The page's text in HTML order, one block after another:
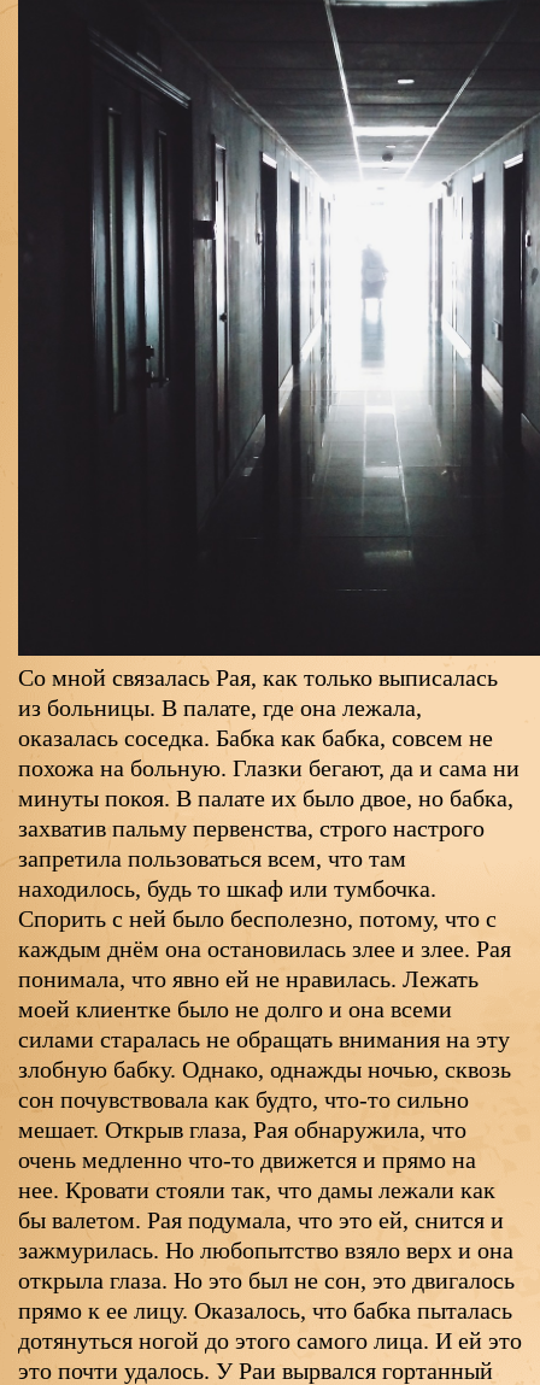
Со мной связалась Рая, как только выписалась
из больницы. В палате, где она лежала,
оказалась соседка. Бабка как бабка, совсем не
похожа на больную. Глазки бегают, да и сама ни
минуты покоя. В палате их было двое, но бабка,
захватив пальму первенства, строго настрого
запретила пользоваться всем, что там
находилось, будь то шкаф или тумбочка.
Спорить с ней было бесполезно, потому, что с
каждым днём она остановилась злее и злее. Рая
понимала, что явно ей не нравилась. Лежать
моей клиентке было не долго и она всеми
силами старалась не обращать внимания на эту
злобную бабку. Однако, однажды ночью, сквозь
сон почувствовала как будто, что-то сильно
мешает. Открыв глаза, Рая обнаружила, что
очень медленно что-то движется и прямо на
нее. Кровати стояли так, что дамы лежали как
бы валетом. Рая подумала, что это ей, снится и
зажмурилась. Но любопытство взяло верх и она
открыла глаза. Но это был не сон, это двигалось
прямо к ее лицу. Оказалось, что бабка пыталась
дотянуться ногой до этого самого лица. И ей это
это почти удалось. У Раи вырвался гортанный